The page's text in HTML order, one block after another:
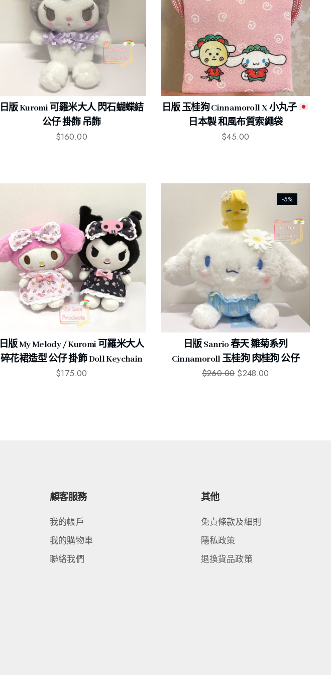
日版 Kuromi 可羅米大人 閃石蝴蝶結
公仔 掛飾 吊飾
$160.00
日版 玉桂狗 Cinnamoroll X 小丸子
日本製 和風布質索繩袋
$45.00
日版 My Melody / Kuromi 可羅米大人
碎花裙造型 公仔 掛飾 Doll Keychain
$175.00
-5%
日版 Sanrio 春天 雛菊系列
Cinnamoroll 玉桂狗 肉桂狗 公仔
$260.00 $248.00
顧客服務
我的帳戶
我的購物車
聯絡我們
其他
免責條款及細則
隱私政策
退換貨品政策